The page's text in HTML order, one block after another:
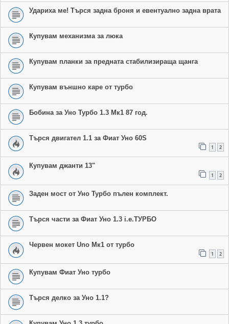
Удариха ме! Търся задна броня и евентуално задна врата
Купувам механизма за люка
Купувам планки за предната стабилизираща щанга
Купувам външно каре от турбо
Бобина за Уно Турбо 1.3 Мк1 87 год.
Търся двигател 1.1 за Фиат Уно 60S
1 2
Купувам джанти 13"
1 2
Заден мост от Уно Турбо пълен комплект.
Търся части за Фиат Уно 1.3 i.e.ТУРБО
Червен мокет Uno Мк1 от турбо
1 2
Купувам Фиат Уно турбо
Търся делко за Уно 1.1?